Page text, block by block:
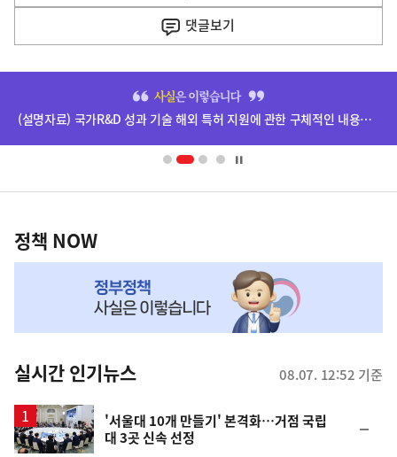
기
댓글보기
배
영
(설명자료) 국가R&D 성과 기술 해외 특허 지원에 관한 구체적인 내용은 확정되지 않았습니다.
책
NOW,
뉴
스
정책 NOW
실시간 인기뉴스 08.07. 12:52 기준
'서울대 10개 만들기' 본격화…거점 국립
대 3곳 신속 선정